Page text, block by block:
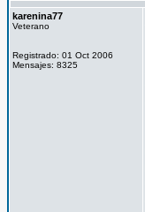
karenina77
Veterano
Registrado: 01 Oct 2006
Mensajes: 8325